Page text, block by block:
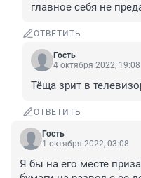
главное себя не
ОТВЕТИТЬ
Гость
4 октября 2022, 19:08
Тёща зрит в
ОТВЕТИТЬ
Гость
1 октября 2022, 03:08
Я бы на его месте